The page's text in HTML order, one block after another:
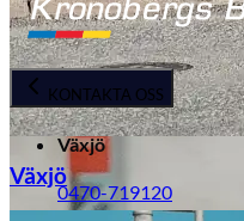
Växjö
KONTAKTA OSS
Växjö
0470-719120